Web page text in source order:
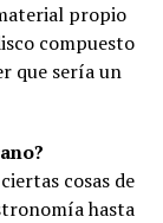
propio
compuesto
que sería un
cosas de
hasta